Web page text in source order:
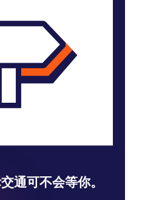
通可不会等你。